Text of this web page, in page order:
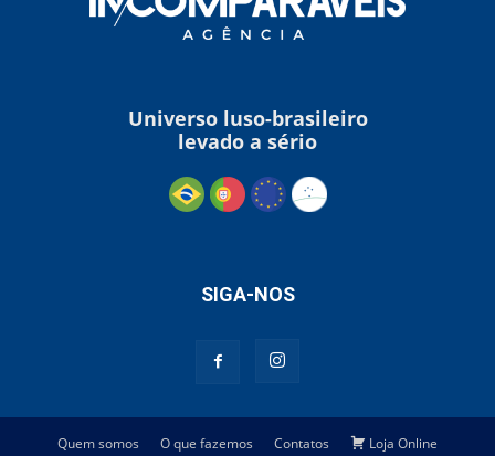
Universo luso-brasileiro
levado a sério
SIGA-NOS
Quem somos O que fazemos Contatos Loja Online